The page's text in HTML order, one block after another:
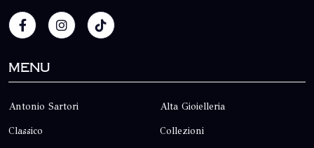
Menu
Antonio Sartori Alta Gioielleria
Classico Collezioni